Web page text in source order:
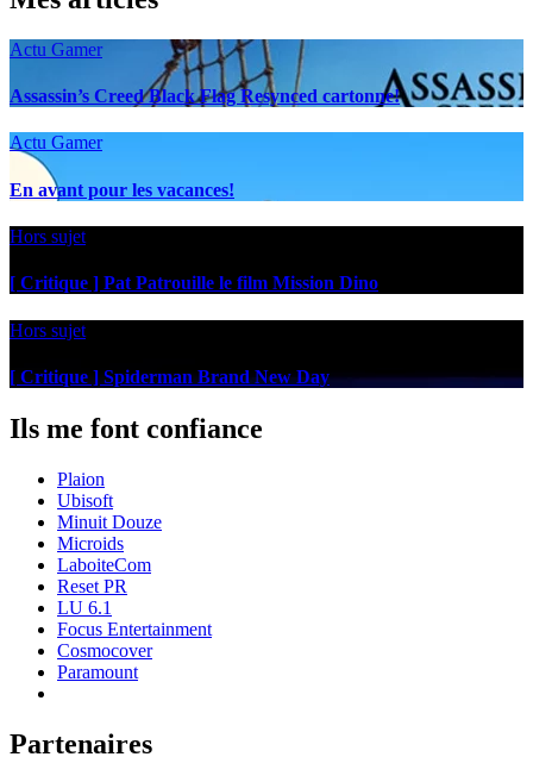
Actu Gamer
Assassin’s Creed Black Flag Resynced cartonne!
Actu Gamer
En avant pour les vacances!
Hors sujet
[ Critique ] Pat Patrouille le film Mission Dino
Hors sujet
[ Critique ] Spiderman Brand New Day
Ils me font confiance
Plaion
Ubisoft
Minuit Douze
Microids
LaboiteCom
Reset PR
LU 6.1
Focus Entertainment
Cosmocover
Paramount
Partenaires